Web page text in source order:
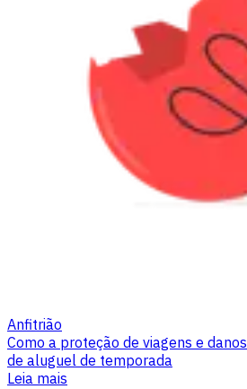
Anfitrião
Como a proteção de viagens e
de aluguel de temporada
Leia mais